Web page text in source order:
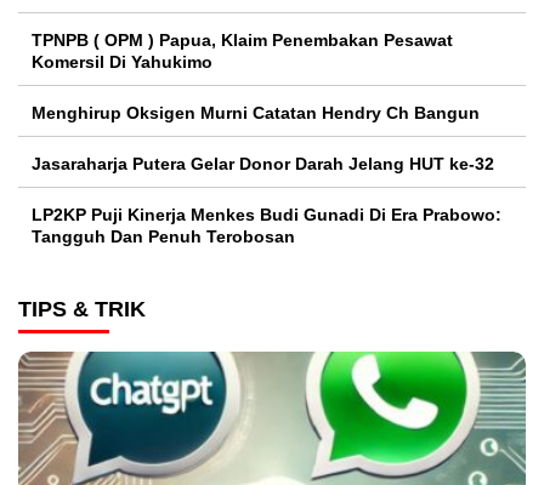
TPNPB ( OPM ) Papua, Klaim Penembakan Pesawat
Komersil Di Yahukimo
Menghirup Oksigen Murni Catatan Hendry Ch Bangun
Jasaraharja Putera Gelar Donor Darah Jelang HUT ke-32
LP2KP Puji Kinerja Menkes Budi Gunadi Di Era Prabowo:
Tangguh Dan Penuh Terobosan‎
TIPS & TRIK